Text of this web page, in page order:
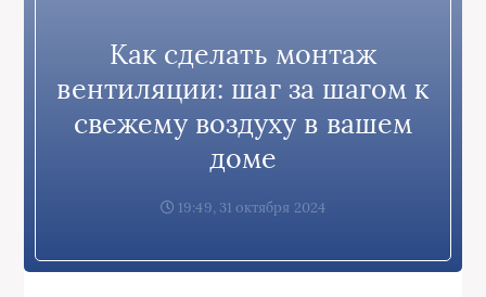
Как сделать монтаж
вентиляции: шаг за шагом к
свежему воздуху в вашем
доме
19:49, 31 октября 2024